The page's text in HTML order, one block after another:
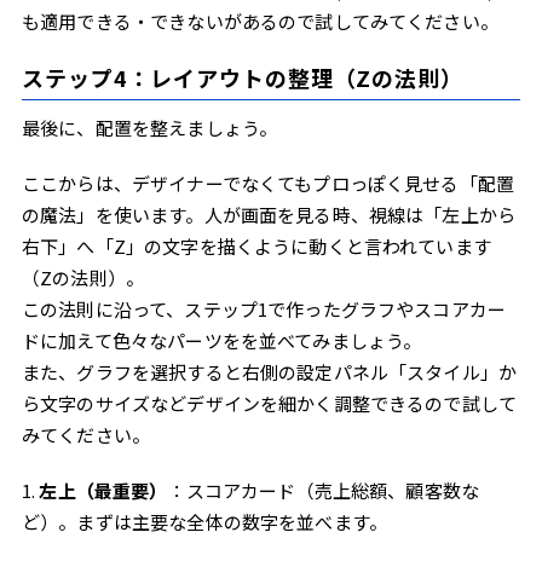
も適用できる・できないがあるので試してみてください。
ステップ4：レイアウトの整理（Zの法則）
最後に、配置を整えましょう。
ここからは、デザイナーでなくてもプロっぽく見せる「配置
の魔法」を使います。人が画面を見る時、視線は「左上から
右下」へ「Z」の文字を描くように動くと言われています
（Zの法則）。
この法則に沿って、ステップ1で作ったグラフやスコアカー
ドに加えて色々なパーツをを並べてみましょう。
また、グラフを選択すると右側の設定パネル「スタイル」か
ら文字のサイズなどデザインを細かく調整できるので試して
みてください。
1.左上（最重要）
：スコアカード（売上総額、顧客数な
ど）。まずは主要な全体の数字を並べます。